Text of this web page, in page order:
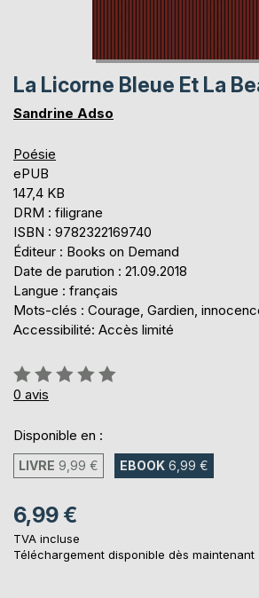
La Licorne Bleue Et La
Sandrine Adso
Poésie
ePUB
147,4 KB
DRM : filigrane
ISBN : 9782322169740
Éditeur : Books on Demand
Date de parution : 21.09.2018
Langue : français
Mots-clés : Courage, Gardien,
Accessibilité: Accès limité
Évaluation:
0%
0 avis
Disponible en :
LIVRE 9,99 € EBOOK 6,99 €
6,99 €
TVA incluse
Téléchargement disponible dès maintenant